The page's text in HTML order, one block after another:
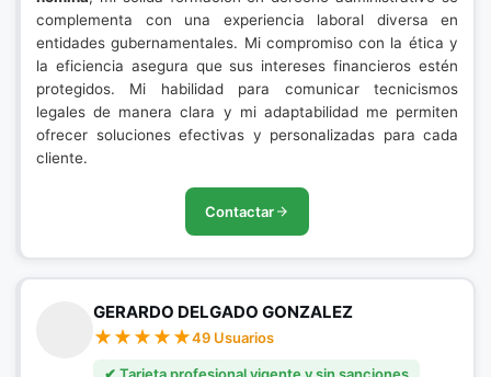
complementa con una experiencia laboral diversa en
entidades gubernamentales. Mi compromiso con la ética y
la eficiencia asegura que sus intereses financieros estén
protegidos. Mi habilidad para comunicar tecnicismos
legales de manera clara y mi adaptabilidad me permiten
ofrecer soluciones efectivas y personalizadas para cada
cliente.
Contactar
GERARDO DELGADO GONZALEZ
49 Usuarios